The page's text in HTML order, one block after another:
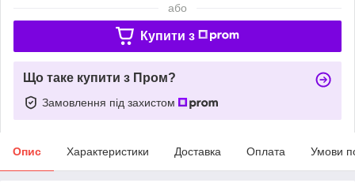
або
Купити з
Що таке купити з Пром?
Замовлення під захистом
Опис Характеристики Доставка Оплата Умови